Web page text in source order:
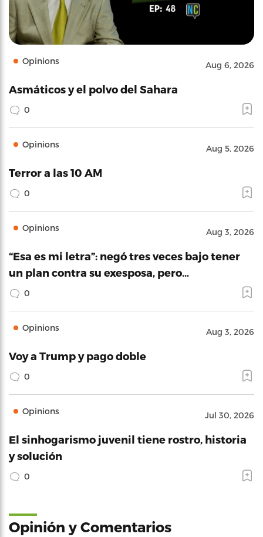
Opinions Aug 6, 2026
Asmáticos y el polvo del Sahara
0
Opinions Aug 5, 2026
Terror a las 10 AM
0
Opinions Aug 3, 2026
“Esa es mi letra”: negó tres veces bajo tener
un plan contra su exesposa, pero…
0
Opinions Aug 3, 2026
Voy a Trump y pago doble
0
Opinions Jul 30, 2026
El sinhogarismo juvenil tiene rostro, historia
y solución
0
Opinión y Comentarios